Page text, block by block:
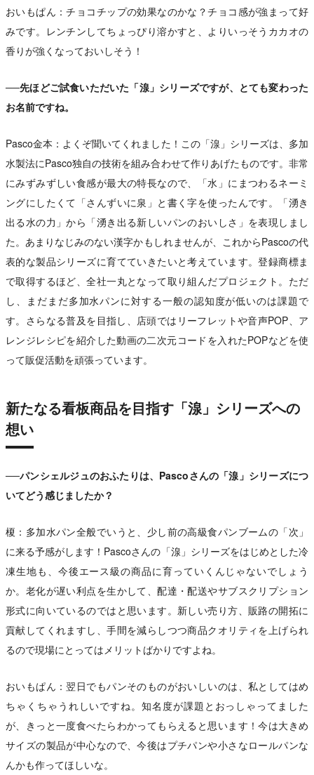
おいもぱん：チョコチップの効果なのかな？チョコ感が強まって好
みです。レンチンしてちょっぴり溶かすと、よりいっそうカカオの
香りが強くなっておいしそう！
──先ほどご試食いただいた「湶」シリーズですが、とても変わった
お名前ですね。
Pasco金本：よくぞ聞いてくれました！この「湶」シリーズは、多加
水製法にPasco独自の技術を組み合わせて作りあげたものです。非常
にみずみずしい食感が最大の特長なので、「水」にまつわるネーミ
ングにしたくて「さんずいに泉」と書く字を使ったんです。「湧き
出る水の力」から「湧き出る新しいパンのおいしさ」を表現しまし
た。あまりなじみのない漢字かもしれませんが、これからPascoの代
表的な製品シリーズに育てていきたいと考えています。登録商標ま
で取得するほど、全社一丸となって取り組んだプロジェクト。ただ
し、まだまだ多加水パンに対する一般の認知度が低いのは課題で
す。さらなる普及を目指し、店頭ではリーフレットや音声POP、ア
レンジレシピを紹介した動画の二次元コードを入れたPOPなどを使
って販促活動を頑張っています。
新たなる看板商品を目指す「湶」シリーズへの
想い
──パンシェルジュのおふたりは、Pascoさんの「湶」シリーズにつ
いてどう感じましたか？
榎：多加水パン全般でいうと、少し前の高級食パンブームの「次」
に来る予感がします！Pascoさんの「湶」シリーズをはじめとした冷
凍生地も、今後エース級の商品に育っていくんじゃないでしょう
か。老化が遅い利点を生かして、配達・配送やサブスクリプション
形式に向いているのではと思います。新しい売り方、販路の開拓に
貢献してくれますし、手間を減らしつつ商品クオリティを上げられ
るので現場にとってはメリットばかりですよね。
おいもぱん：翌日でもパンそのものがおいしいのは、私としてはめ
ちゃくちゃうれしいですね。知名度が課題とおっしゃってました
が、きっと一度食べたらわかってもらえると思います！今は大きめ
サイズの製品が中心なので、今後はプチパンや小さなロールパンな
んかも作ってほしいな。